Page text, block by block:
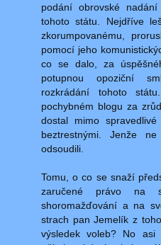
podání obrovské
tohoto státu. Nejdříve
zkorumpovanému,
pomocí jeho
co se dalo, za
potupnou opoziční
rozkrádání tohoto
pochybném blogu za
dostal mimo
beztrestnými. Jenže
odsoudili.
Tomu, o co se snaží
zaručené právo na
shoromažďování a na
strach pan Jemelík z
výsledek voleb? No